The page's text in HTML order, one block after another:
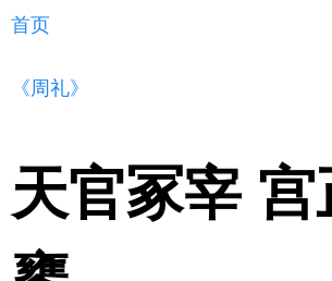
首页
《周礼》
天官冢宰